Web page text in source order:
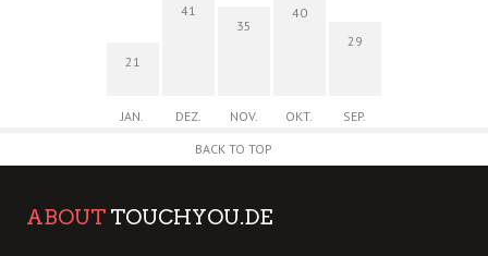
21
JAN.
41
DEZ.
35
NOV.
40
OKT.
29
SEP.
BACK TO TOP
ABOUT TOUCHYOU.DE